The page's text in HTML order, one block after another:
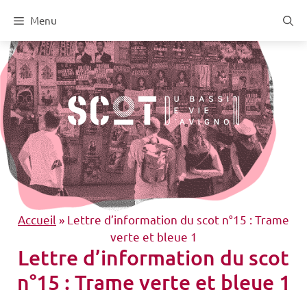
contenu
Menu
Accueil » Lettre d’information du scot n°15 : Trame
verte et bleue 1
Lettre d’information du scot
n°15 : Trame verte et bleue 1